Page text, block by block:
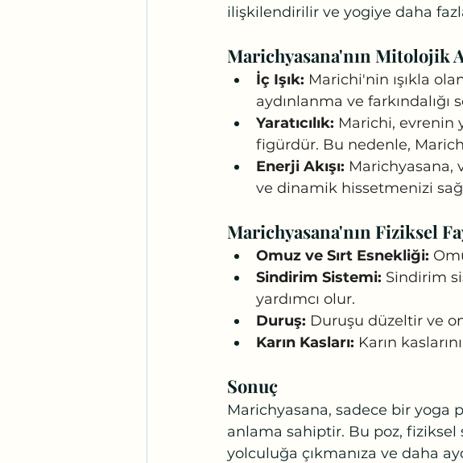
ilişkilendirilir ve yogiye daha
Marichyasana'nın Mitolojik
İç Işık: Marichi'nin ışıkla
aydınlanma ve farkındalığı
Yaratıcılık: Marichi, evrenin
figürdür. Bu nedenle,
Enerji Akışı: Marichyasana,
ve dinamik hissetmenizi
Marichyasana'nın Fiziksel
Omuz ve Sırt Esnekliği:
Sindirim Sistemi: Sindirim
yardımcı olur.
Duruş: Duruşu düzeltir ve
Karın Kasları: Karın
Sonuç
Marichyasana, sadece bir
anlama sahiptir. Bu poz, fiziksel
yolculuğa çıkmanıza ve daha